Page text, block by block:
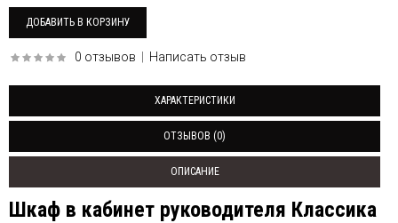
0 отзывов Написать отзыв
ХАРАКТЕРИСТИКИ
ОТЗЫВОВ (0)
ОПИСАНИЕ
Шкаф в кабинет руководителя Классика